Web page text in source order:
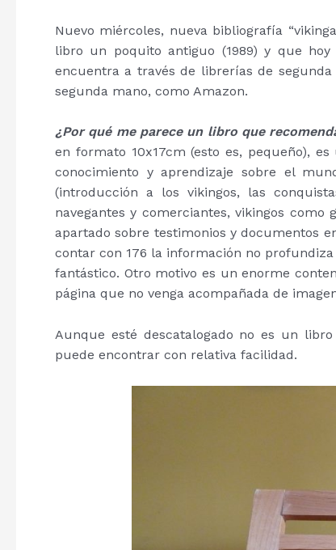
Nuevo miércoles, nueva bibliografía
libro un poquito antiguo (1989) y que
encuentra a través de librerías de
segunda mano, como Amazon.
¿Por qué me parece un libro que
en formato 10x17cm (esto es, pequeño),
conocimiento y aprendizaje sobre el
(introducción a los vikingos, las
navegantes y comerciantes, vikingos
apartado sobre testimonios y documentos
contar con 176 la información no
fantástico. Otro motivo es un enorme
página que no venga acompañada de
Aunque esté descatalogado no es un
puede encontrar con relativa facilidad.